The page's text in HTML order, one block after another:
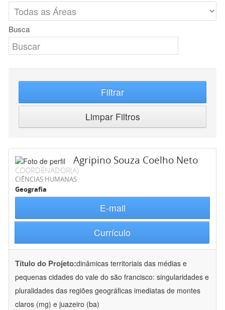
Busca
Filtrar
Limpar Filtros
Agripino Souza Coelho Neto
COORDENADOR(A)
CIÊNCIAS HUMANAS
Geografia
E-mail
Currículo
Título do Projeto:dinâmicas territoriais das médias e
pequenas cidades do vale do são francisco: singularidades e
pluralidades das regiões geográficas imediatas de montes
claros (mg) e juazeiro (ba)